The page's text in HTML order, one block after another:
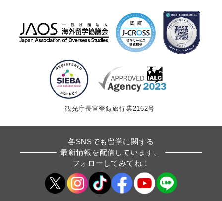
観光庁長官登録旅行業2162号
各SNSでも留学に関する
最新情報を配信しています。
フォローしてみてね！